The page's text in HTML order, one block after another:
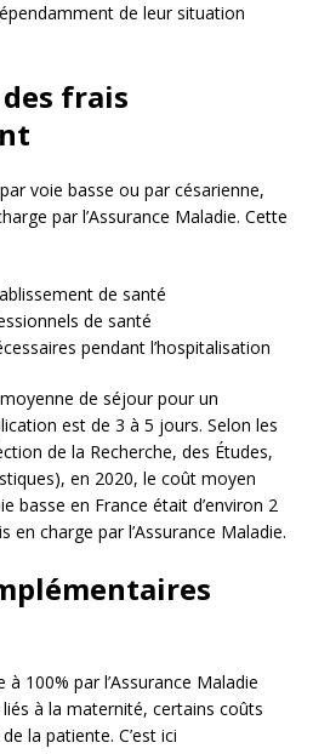
de leur situation
frais
voie basse ou par césarienne,
par l’Assurance Maladie. Cette
de santé
de santé
pendant l’hospitalisation
de séjour pour un
est de 3 à 5 jours. Selon les
de la Recherche, des Études,
en 2020, le coût moyen
basse en France était d’environ 2
charge par l’Assurance Maladie.
100% par l’Assurance Maladie
à la maternité, certains coûts
la patiente. C’est ici